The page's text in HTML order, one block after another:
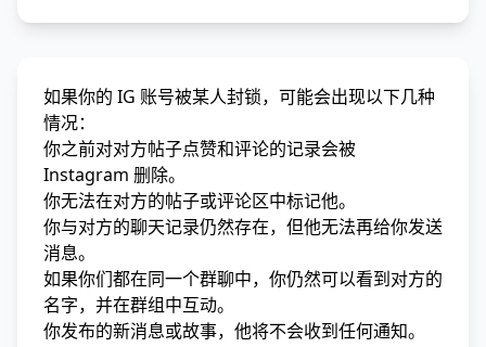
如果你的 IG 账号被某人封锁，可能会出现以下几种
情况：
你之前对对方帖子点赞和评论的记录会被
Instagram 删除。
你无法在对方的帖子或评论区中标记他。
你与对方的聊天记录仍然存在，但他无法再给你发送
消息。
如果你们都在同一个群聊中，你仍然可以看到对方的
名字，并在群组中互动。
你发布的新消息或故事，他将不会收到任何通知。